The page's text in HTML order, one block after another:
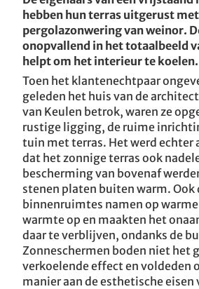
Kinderdagverblijf / L
EFH Keulen / D
Playa Keulen / D
EFH Pirmasens / D
Hanau / D
Terrasgenot in de eigen
Loft Hamburg / D
EFH Leverkusen / D
EFH Ratingen / D
EFH Reutlingen / D
hebben hun terras uitgerust met
pergolazonwering van weinor.
onopvallend in het totaalbeeld
helpt om het interieur te koelen.
Toen het klantenechtpaar
geleden het huis van de
van Keulen betrok, waren ze
rustige ligging, de ruime
tuin met terras. Het werd echter
dat het zonnige terras ook
bescherming van bovenaf
stenen platen buiten warm. Ook
binnenruimtes namen op
warmte op en maakten het
daar te verblijven, ondanks de
Zonneschermen boden niet het
verkoelende effect en voldeden
manier aan de esthetische eisen